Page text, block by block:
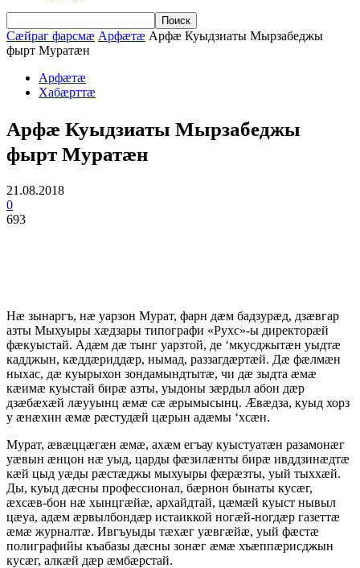
Сæйраг фарсмæ Арфæтæ Арфæ Куыдзиаты Мырзабеджы
фырт Муратæн
Арфæтæ
Хабæрттæ
Арфæ Куыдзиаты Мырзабеджы
фырт Муратæн
21.08.2018
0
693
Нæ зынаргъ, нæ уарзон Мурат, фарн дæм бадзурæд, дзæвгар
азты Мыхуыры хæдзары типографи «Рухс»-ы директорæй
фæкуыстай. Адæм дæ тынг уарзтой, де ‘мкусджытæн уыдтæ
кадджын, кæддæриддæр, нымад, раззагдæртæй. Дæ фæлмæн
ныхас, дæ куырыхон зондамындтытæ, чи дæ зыдта æмæ
кæимæ куыстай бирæ азты, уыдоны зæрдыл абон дæр
дзæбæхæй лæууынц æмæ сæ æрымысынц. Æвæдза, куыд хорз
у æнæхин æмæ рæстудæй цæрын адæмы ‘хсæн.
Мурат, æвæццæгæн æмæ, ахæм егъау куыстуатæн разамонæг
уæвын æнцон нæ уыд, царды фæзилæнты бирæ ивддзинæдтæ
кæй цыд уæды рæстæджы мыхуыры фæрæзты, уый тыххæй.
Ды, куыд дæсны профессионал, бæрнон бынаты кусæг,
æхсæв-бон нæ хынцгæйæ, архайдтай, цæмæй куыст нывыл
цæуа, адæм æрвылбондæр истаиккой ногæй-ногдæр газеттæ
æмæ журналтæ. Ивгъуыды тæхæг уæвгæйæ, уый фæстæ
полиграфийы къабазы дæсны зонæг æмæ хъæппæрисджын
кусæг, алкæй дæр æмбæрстай.